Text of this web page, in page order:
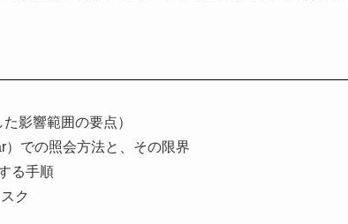
影響範囲の要点）
での照会方法と、その限界
る手順
ク